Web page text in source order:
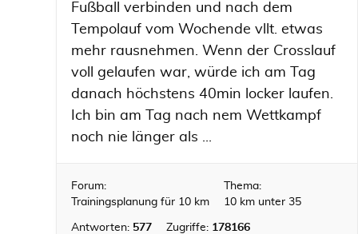
Fußball verbinden und nach dem
Tempolauf vom Wochende vllt. etwas
mehr rausnehmen. Wenn der Crosslauf
voll gelaufen war, würde ich am Tag
danach höchstens 40min locker laufen.
Ich bin am Tag nach nem Wettkampf
noch nie länger als ...
Forum:
Trainingsplanung für 10 km
Thema:
10 km unter 35
Antworten: 577 Zugriffe: 178166